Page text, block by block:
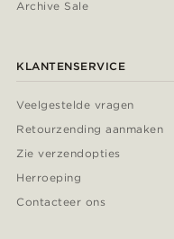
Archive Sale
KLANTENSERVICE
Veelgestelde vragen
Retourzending aanmaken
Zie verzendopties
Herroeping
Contacteer ons